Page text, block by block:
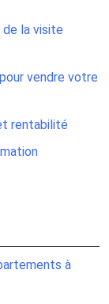
la visite
vendre votre
rentabilité
à